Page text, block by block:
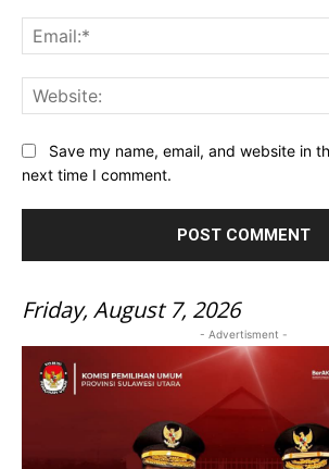
Save my name, email, and website in
next time I comment.
Friday, August 7, 2026
- Advertisment -